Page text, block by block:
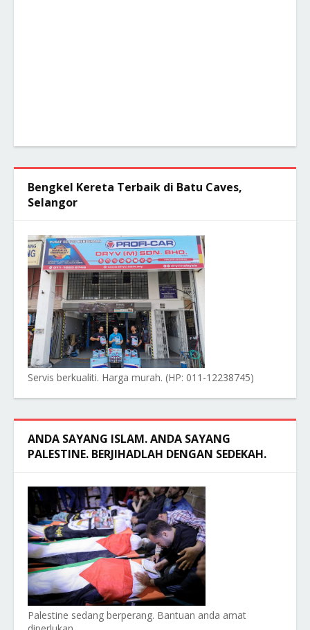
Bengkel Kereta Terbaik di Batu Caves,
Selangor
Servis berkualiti. Harga murah. (HP: 011-12238745)
ANDA SAYANG ISLAM. ANDA SAYANG
PALESTINE. BERJIHADLAH DENGAN SEDEKAH.
Palestine sedang berperang. Bantuan anda amat